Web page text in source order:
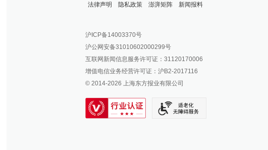
法律声明 隐私政策 澎湃矩阵
澎湃新闻公众号
澎湃新闻抖音号
派生万物开放平台
IP SHANGHAI
SIXTH TONE
新闻报料
报料邮箱: news@thepaper.cn
沪ICP备14003370号
沪公网安备31010602000299号
互联网新闻信息服务许可证：31120170006
增值电信业务经营许可证：沪B2-2017116
© 2014-2026 上海东方报业有限公司